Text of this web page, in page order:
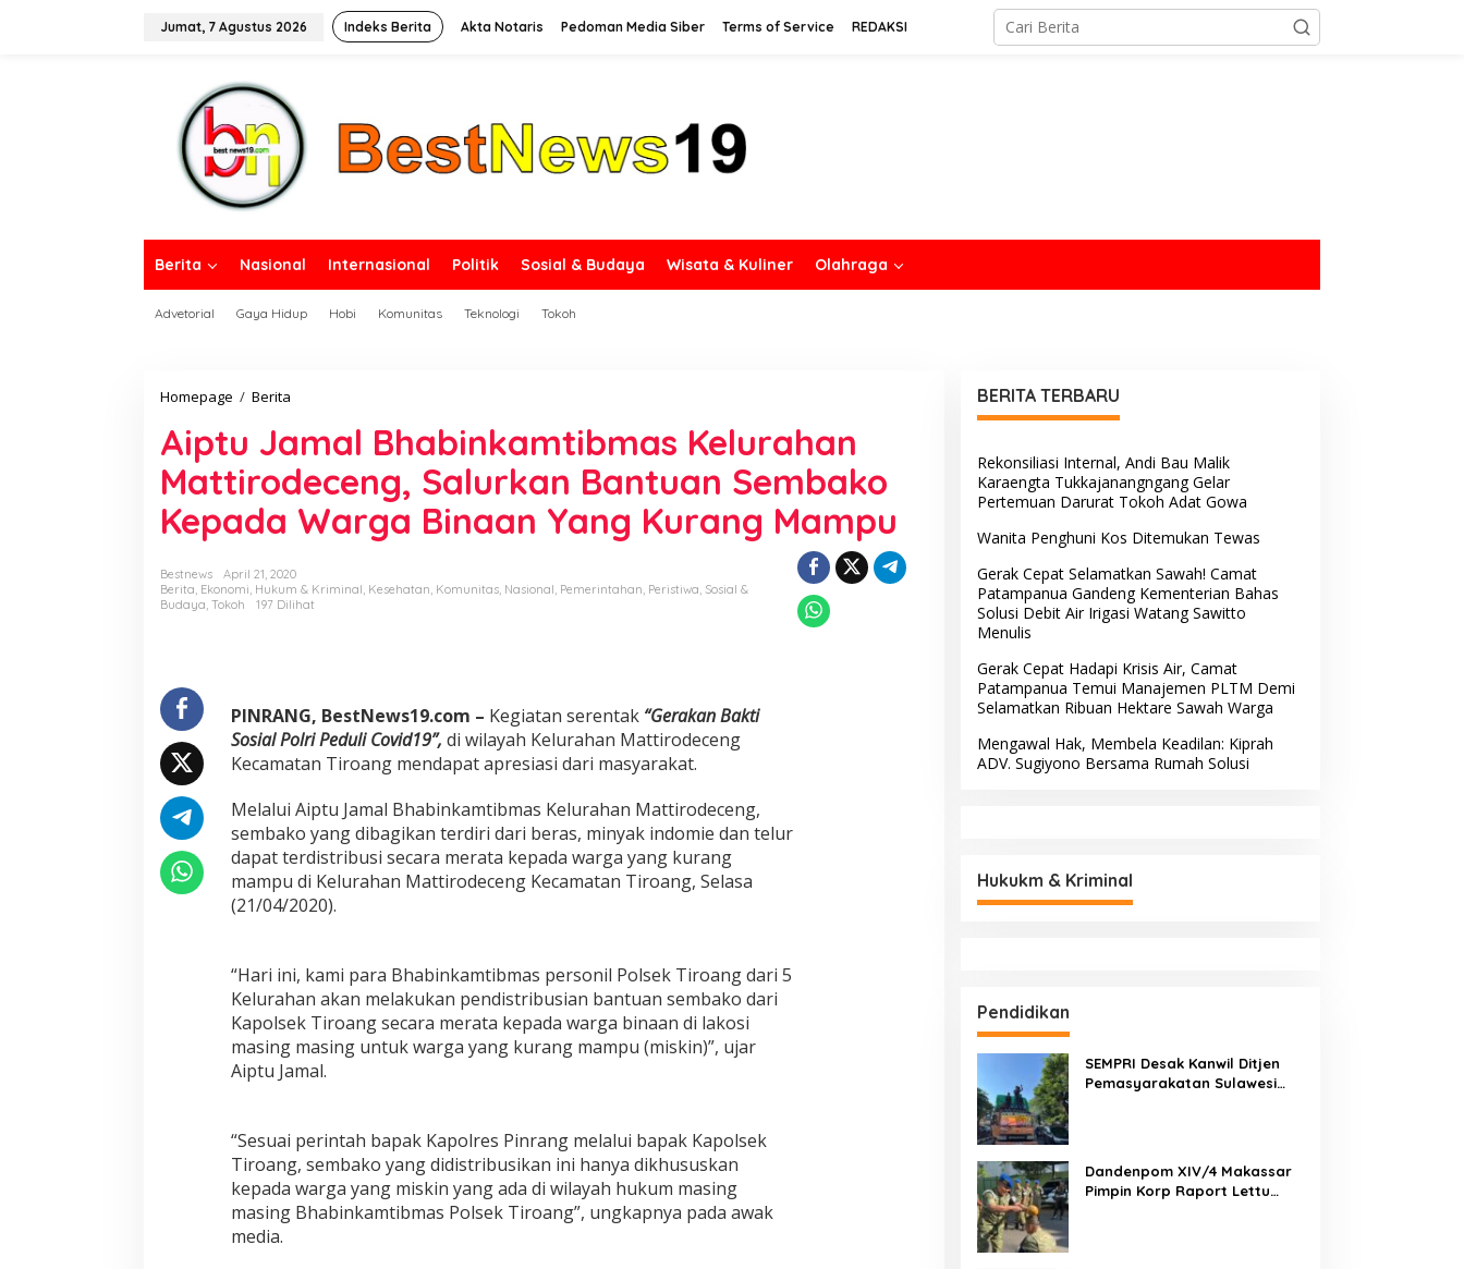
Jumat, 7 Agustus 2026 Indeks Berita Akta Notaris Pedoman Media Siber Terms of Service REDAKSI
Berita Nasional Internasional Politik Sosial & Budaya Wisata & Kuliner Olahraga
Advetorial Gaya Hidup Hobi Komunitas Teknologi Tokoh
Homepage / Berita
p
t
u
J
a
l
B
h
k
m
t
b
m
s
K
e
r
a
h
a
n
M
a
r
o
d
e
Aiptu Jamal Bhabinkamtibmas Kelurahan
Mattirodeceng, Salurkan Bantuan Sembako
Kepada Warga Binaan Yang Kurang Mampu
Bestnews
April 21, 2020
Berita, Ekonomi, Hukum & Kriminal, Kesehatan, Komunitas, Nasional, Pemerintahan, Peristiwa, Sosial &
Budaya, Tokoh 197 Dilihat
PINRANG, BestNews19.com – Kegiatan serentak “Gerakan Bakti
Sosial Polri Peduli Covid19”, di wilayah Kelurahan Mattirodeceng
Kecamatan Tiroang mendapat apresiasi dari masyarakat.
Melalui Aiptu Jamal Bhabinkamtibmas Kelurahan Mattirodeceng,
sembako yang dibagikan terdiri dari beras, minyak indomie dan telur
dapat terdistribusi secara merata kepada warga yang kurang
mampu di Kelurahan Mattirodeceng Kecamatan Tiroang, Selasa
(21/04/2020).
“Hari ini, kami para Bhabinkamtibmas personil Polsek Tiroang dari 5
Kelurahan akan melakukan pendistribusian bantuan sembako dari
Kapolsek Tiroang secara merata kepada warga binaan di lakosi
masing masing untuk warga yang kurang mampu (miskin)”, ujar
Aiptu Jamal.
“Sesuai perintah bapak Kapolres Pinrang melalui bapak Kapolsek
Tiroang, sembako yang didistribusikan ini hanya dikhususkan
kepada warga yang miskin yang ada di wilayah hukum masing
masing Bhabinkamtibmas Polsek Tiroang”, ungkapnya pada awak
media.
BERITA TERBARU
Rekonsiliasi Internal, Andi Bau Malik
Karaengta Tukkajanangngang Gelar
Pertemuan Darurat Tokoh Adat Gowa
Wanita Penghuni Kos Ditemukan Tewas
Gerak Cepat Selamatkan Sawah! Camat
Patampanua Gandeng Kementerian Bahas
Solusi Debit Air Irigasi Watang Sawitto
Menulis
Gerak Cepat Hadapi Krisis Air, Camat
Patampanua Temui Manajemen PLTM Demi
Selamatkan Ribuan Hektare Sawah Warga
Mengawal Hak, Membela Keadilan: Kiprah
ADV. Sugiyono Bersama Rumah Solusi
Hukukm & Kriminal
Pendidikan
SEMPRI Desak Kanwil Ditjen
Pemasyarakatan Sulawesi
Dandenpom XIV/4 Makassar
Pimpin Korp Raport Lettu